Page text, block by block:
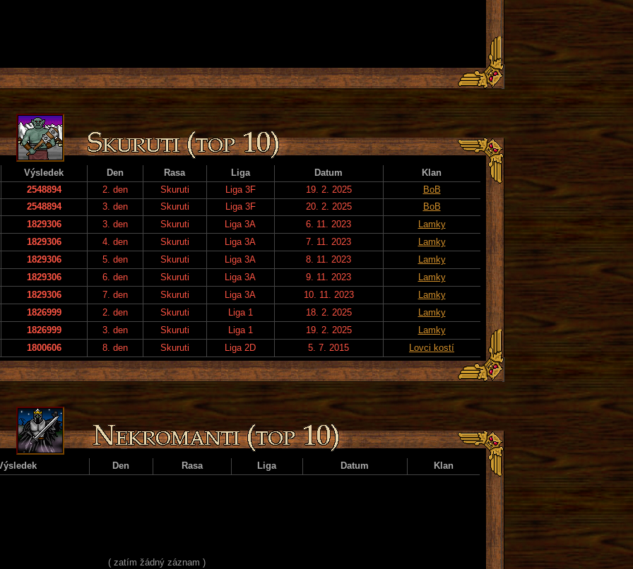
Výsledek Den Rasa Liga Datum
Klan
2548894
2. den Skuruti Liga 3F 19. 2. 2025
BoB
2548894
3. den Skuruti Liga 3F 20. 2. 2025
BoB
1829306
3. den Skuruti Liga 3A 6. 11. 2023
Lamky
1829306
4. den Skuruti Liga 3A 7. 11. 2023
Lamky
1829306
5. den Skuruti Liga 3A 8. 11. 2023
Lamky
1829306
6. den Skuruti Liga 3A 9. 11. 2023
Lamky
1829306
7. den Skuruti Liga 3A 10. 11. 2023
Lamky
1826999
2. den Skuruti Liga 1 18. 2. 2025
Lamky
1826999
3. den Skuruti Liga 1 19. 2. 2025
Lamky
1800606
8. den Skuruti Liga 2D 5. 7. 2015 Lovci kostí
Den Rasa Liga Datum Klan
( zatím žádný záznam )